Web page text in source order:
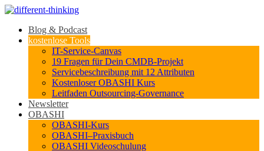
Blog & Podcast
kostenlose Tools
IT-Service-Canvas
19 Fragen für Dein CMDB-Projekt
Servicebeschreibung mit 12 Attributen
Kostenloser OBASHI Kurs
Leitfaden Outsourcing-Governance
Newsletter
OBASHI
OBASHI-Kurs
OBASHI–Praxisbuch
OBASHI Videoschulung